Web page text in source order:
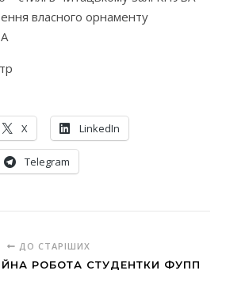
власного орнаменту
X LinkedIn
Telegram
ДО СТАРІШИХ
РОБОТА СТУДЕНТКИ ФУПП